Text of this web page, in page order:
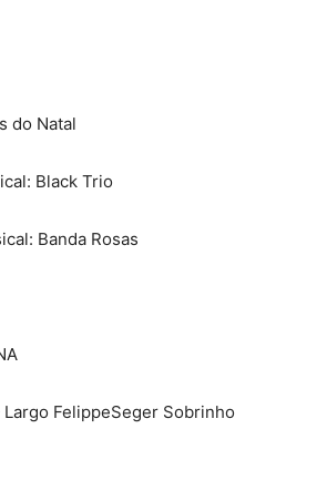
do Natal
Black Trio
Banda Rosas
Largo FelippeSeger Sobrinho